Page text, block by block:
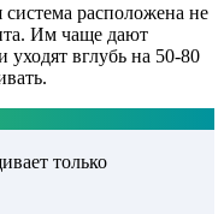
расположена не
Им чаще дают
вглубь на 50-80
только